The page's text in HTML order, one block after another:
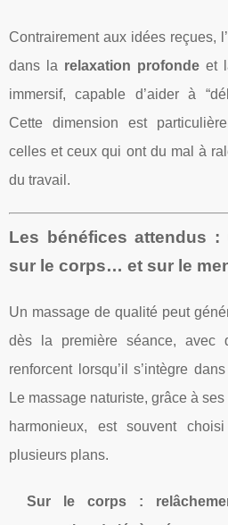
Contrairement aux idées reçues,
dans la relaxation profonde et
immersif, capable d’aider à
Cette dimension est
celles et ceux qui ont du mal à
du travail.
Les bénéfices attendus
sur le corps… et sur le
Un massage de qualité peut
dès la première séance, avec
renforcent lorsqu’il s’intègre
Le massage naturiste, grâce à
harmonieux, est souvent
plusieurs plans.
Sur le corps :